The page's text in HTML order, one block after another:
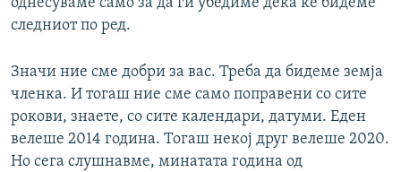
однесуваме само за да ги убедиме дека ќе бидеме
следниот по ред.
Значи ние сме добри за вас. Треба да бидеме земја
членка. И тогаш ние сме само поправени со сите
рокови, знаете, со сите календари, датуми. Еден
велеше 2014 година. Тогаш некој друг велеше 2020.
Но сега слушнавме, минатата година од